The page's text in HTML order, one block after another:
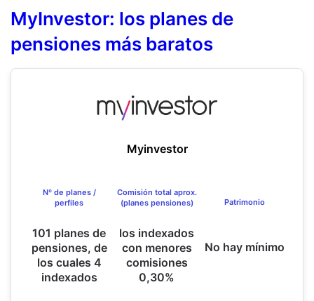
MyInvestor: los planes de
pensiones más baratos
Myinvestor
Nº de planes /
perfiles
101 planes de
pensiones, de
los cuales 4
indexados
Comisión total aprox.
(planes pensiones)
los indexados
con menores
comisiones
0,30%
Patrimonio
No hay mínimo